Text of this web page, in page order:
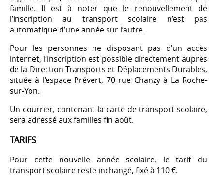
famille. Il est à noter que le renouvellement de
l’inscription au transport scolaire n’est pas
automatique d’une année sur l’autre.
Pour les personnes ne disposant pas d’un accès
internet, l’inscription est possible directement auprès
de la Direction Transports et Déplacements Durables,
située à l’espace Prévert, 70 rue Chanzy à La Roche-
sur-Yon.
Un courrier, contenant la carte de transport scolaire,
sera adressé aux familles fin août.
TARIFS
Pour cette nouvelle année scolaire, le tarif du
transport scolaire reste inchangé, fixé à 110 €.